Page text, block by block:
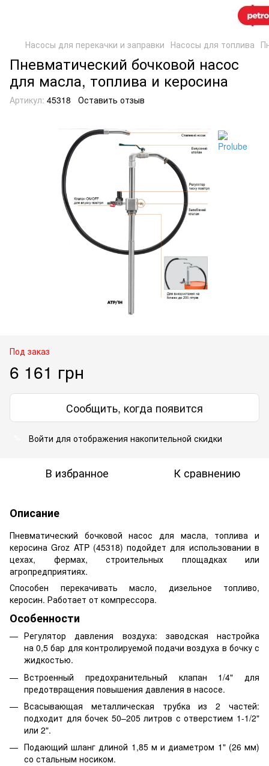
Насосы для перекачки и заправки Насосы для топлива
Пневматический бочковой насос
для масла, топлива и керосина
Артикул: 45318 Оставить отзыв
Под заказ
6 161 грн
Сообщить, когда появится
Войти для отображения накопительной скидки
В избранное К сравнению
Описание
Пневматический бочковой насос для масла, топлива и
керосина Groz ATP (45318) подойдет для использовании в
цехах, фермах, строительных площадках или
агропредприятиях.
Способен перекачивать масло, дизельное топливо,
керосин. Работает от компрессора.
Особенности
Регулятор давления воздуха: заводская настройка
на 0,5 бар для контролируемой подачи воздуха в бочку с
жидкостью.
Встроенный предохранительный клапан 1/4" для
предотвращения повышения давления в насосе.
Всасывающая металлическая трубка из 2 частей:
подходит для бочек 50–205 литров с отверстием 1-1/2"
или 2".
Подающий шланг длиной 1,85 м и диаметром 1" (26 мм)
со стальным носиком.